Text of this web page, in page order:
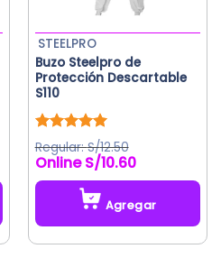
página
de
producto
Buzo Steelpro de
Protección Descartable
S110
Valorado
con5.00
de 5
STEELPRO
S/12.50
S/10.60
Agregar